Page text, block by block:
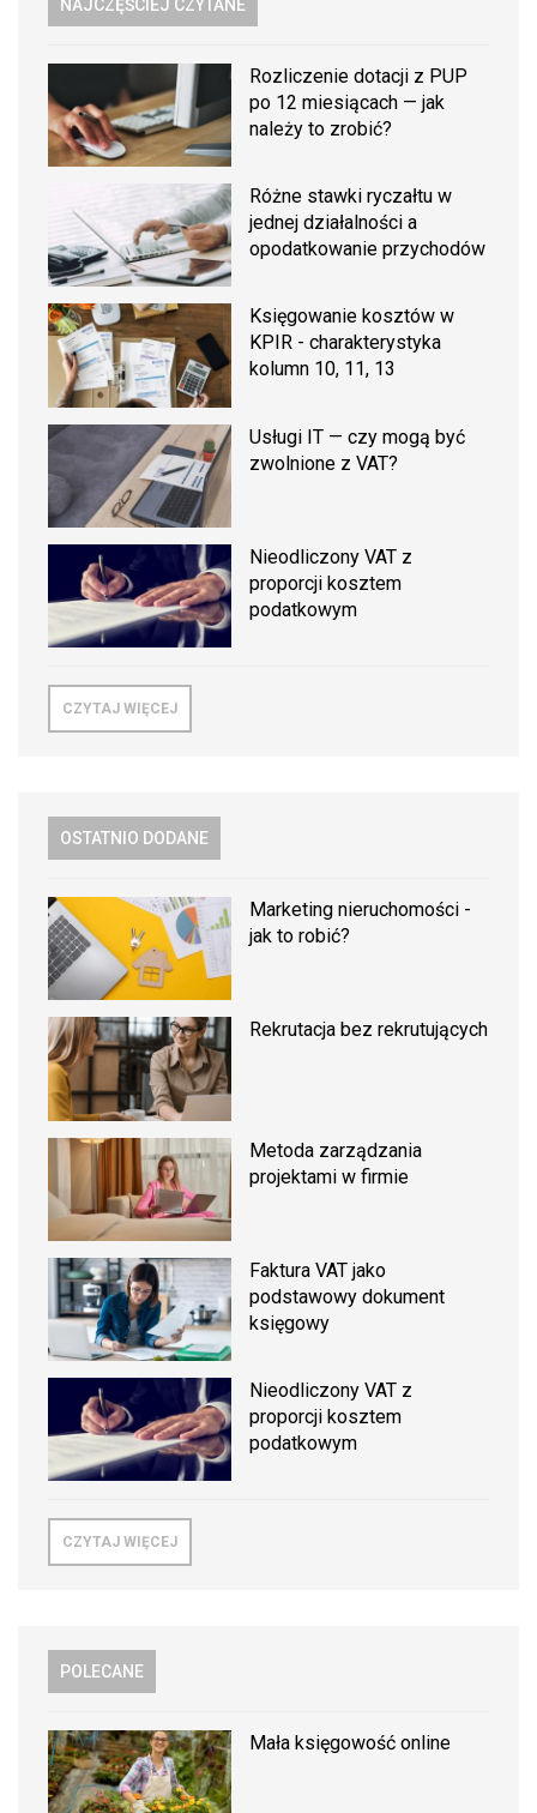
NAJCZĘŚCIEJ CZYTANE
Rozliczenie dotacji z PUP
po 12 miesiącach — jak
należy to zrobić?
Różne stawki ryczałtu w
jednej działalności a
opodatkowanie przychodów
Księgowanie kosztów w
KPIR - charakterystyka
kolumn 10, 11, 13
Usługi IT — czy mogą być
zwolnione z VAT?
Nieodliczony VAT z
proporcji kosztem
podatkowym
CZYTAJ WIĘCEJ
OSTATNIO DODANE
Marketing nieruchomości -
jak to robić?
Rekrutacja bez rekrutujących
Metoda zarządzania
projektami w firmie
Faktura VAT jako
podstawowy dokument
księgowy
Nieodliczony VAT z
proporcji kosztem
podatkowym
CZYTAJ WIĘCEJ
POLECANE
Mała księgowość online